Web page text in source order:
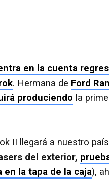
en la cuenta
. Hermana de Ford
produciendo la
II llegará a nuestro
del exterior,
en la tapa de la caja),